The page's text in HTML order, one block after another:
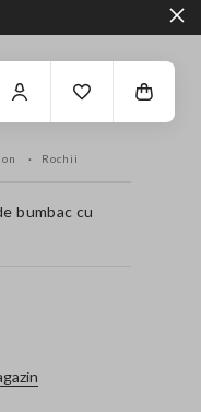
Rochii
bumbac cu